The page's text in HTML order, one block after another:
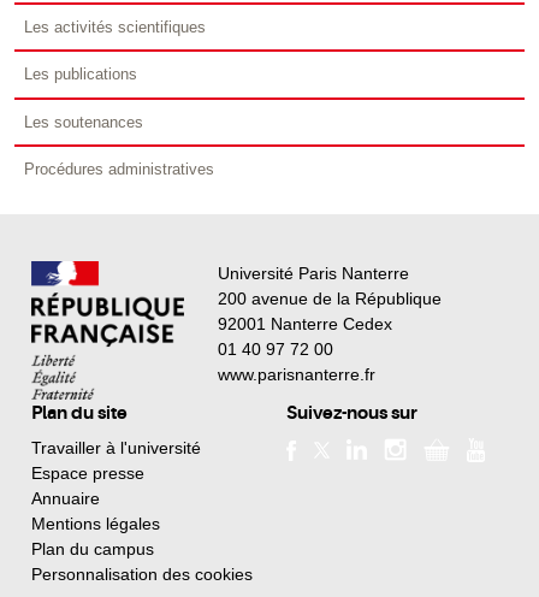
Les activités scientifiques
Les publications
Les soutenances
Procédures administratives
Université Paris Nanterre
200 avenue de la République
92001 Nanterre Cedex
01 40 97 72 00
www.parisnanterre.fr
Plan du site
Travailler à l'université
Espace presse
Annuaire
Mentions légales
Plan du campus
Personnalisation des cookies
Suivez-nous sur